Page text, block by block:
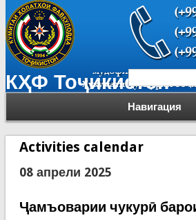
КҲФ Тоҷикистон
Навигация
Форма
Activities calendar
08 апрели 2025
Ҷамъоварии чукурӣ